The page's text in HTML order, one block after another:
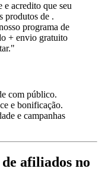
e acredito que seu
produtos de .
programa de
+ envio gratuito
com público.
e bonificação.
e campanhas
afiliados no